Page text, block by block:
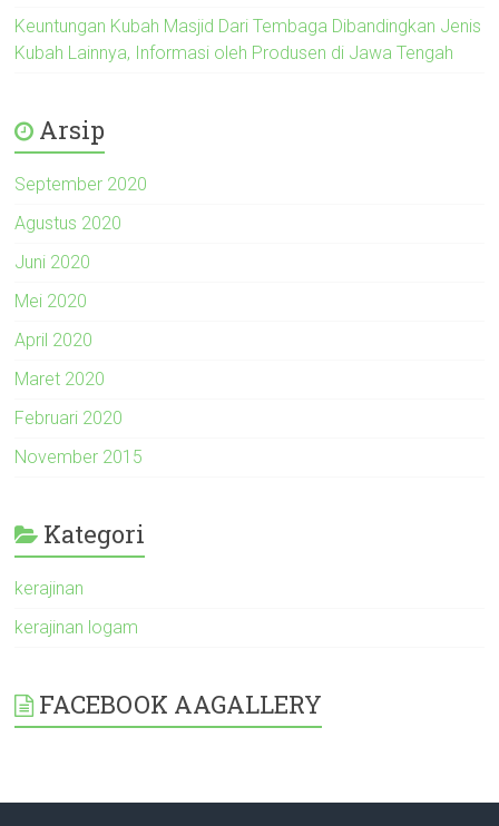
Keuntungan Kubah Masjid Dari Tembaga Dibandingkan Jenis
Kubah Lainnya, Informasi oleh Produsen di Jawa Tengah
Arsip
September 2020
Agustus 2020
Juni 2020
Mei 2020
April 2020
Maret 2020
Februari 2020
November 2015
Kategori
kerajinan
kerajinan logam
FACEBOOK AAGALLERY